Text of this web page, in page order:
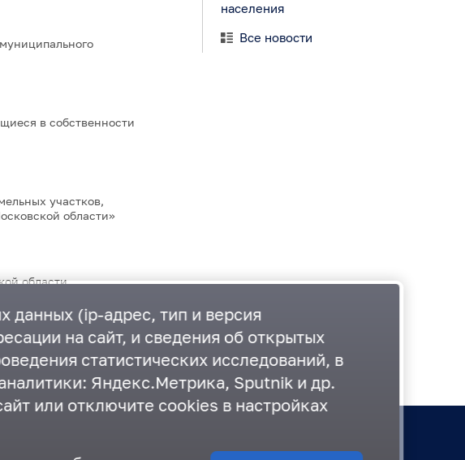
в собственности
участков,
области»
области
населения
Все новости
данных (ip-адрес, тип и версия
на сайт, и сведения об открытых
статистических исследований, в
Яндекс.Метрика, Sputnik и др.
или отключите cookies в настройках